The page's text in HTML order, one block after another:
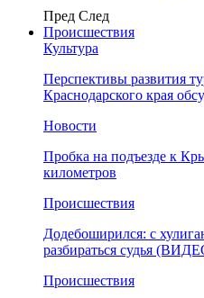
Пред След
Происшествия
Культура
Перспективы развития
Краснодарского края
Новости
Пробка на подъезде к
километров
Происшествия
Додебоширился: с
разбираться судья
Происшествия